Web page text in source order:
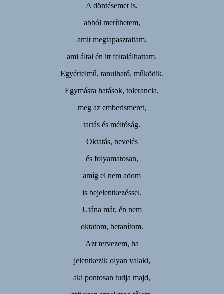
A döntésemet is,
abból meríthetem,
amit megtapasztaltam,
ami által én itt feltalálhattam.
Egyértelmű, tanulható, működik.
Egymásra hatások, tolerancia,
meg az emberismeret,
tartás és méltóság.
Oktatás, nevelés
és folyamatosan,
amíg el nem adom
is bejelentkezéssel.
Utána már, én nem
oktatom, betanítom.
Azt tervezem, ha
jelentkezik olyan valaki,
aki pontosan tudja majd,